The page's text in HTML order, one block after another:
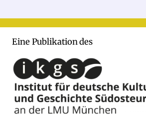
Eine Publikation des